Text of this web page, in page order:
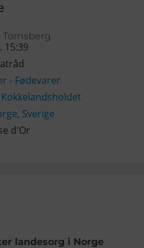
Tornsberg
15:39
- Fødevarer
Kokkelandsholdet
, Sverige
d'Or
landesorg i Norge